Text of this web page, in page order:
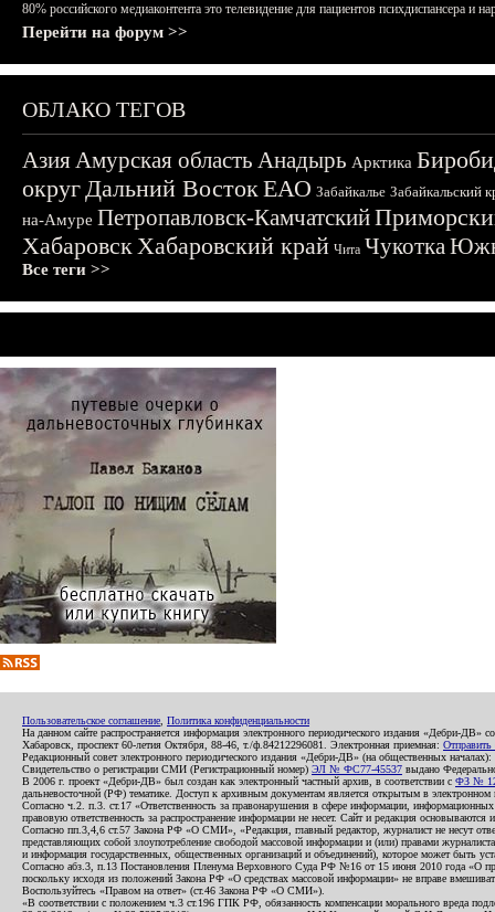
80% российского медиаконтента это телевидение для пациентов психдиспансера и
Перейти на форум >>
ОБЛАКО ТЕГОВ
АзияАмурская область Анадырь Арктика
округДальний ВостокЕАО Забайкалье Забайкальский
на-Амуре Петропавловск-Камчатский
ХабаровскХабаровский край Чита Чукотка
Все теги >>
Пользовательское соглашение Политика конфиденциальности
На данном сайте распространяется информация электронного периодического издания «Дебри-
Хабаровск, проспект 60-летия Октября, 88-46, т./ф.84212296081. Электронная приемная:
Редакционный совет электронного периодического издания «Дебри-ДВ» (на
Свидетельство о регистрации СМИ (Регистрационный номер) ЭЛ № ФС77-45537 выдано
В 2006 г. проект «Дебри-ДВ» был создан как электронный частный архив, в соответствии с ФЗ №
дальневосточной (РФ) тематике. Доступ к архивным документам является открытым в электронном
Согласно ч.2. п.3. ст.17 «Ответственность за правонарушения в сфере информации,
правовую ответственность за распространение информации не несет. Сайт и редакция
Согласно пп.3,4,6 ст.57 Закона РФ «О СМИ», «Редакция, главный редактор, журналист не несут
представляющих собой злоупотребление свободой массовой информации и (или) правами
и информация государственных, общественных организаций и объединений), которое может быть
Согласно абз.3, п.13 Постановления Пленума Верховного Суда РФ №16 от 15 июня 2010 года «О
поскольку исходя из положений Закона РФ «О средствах массовой информации» не вправе
Воспользуйтесь «Правом на ответ» (ст.46 Закона РФ «О СМИ»).
«В соответствии с положением ч.3 ст.196 ГПК РФ, обязанность компенсации морального вреда